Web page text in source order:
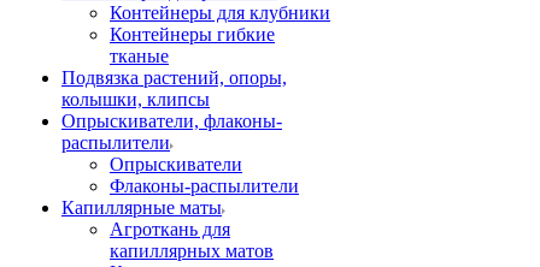
Контейнеры для клубники
Контейнеры гибкие
тканые
Подвязка растений, опоры,
колышки, клипсы
Опрыскиватели, флаконы-
распылители
Опрыскиватели
Флаконы-распылители
Капиллярные маты
Агроткань для
капиллярных матов